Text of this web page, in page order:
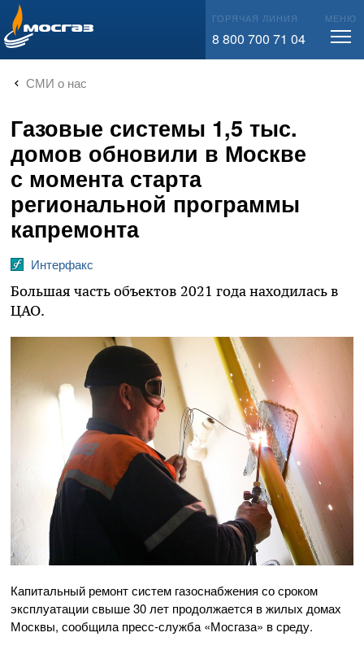
info@mos-gaz.ru ГОРЯЧАЯ ЛИНИЯ
8 800 700 71 04
МЕНЮ
СМИ о нас
Газовые системы 1,5 тыс.
домов обновили в Москве
с момента старта
региональной программы
капремонта
Интерфакс
Большая часть объектов 2021 года находилась в
ЦАО.
Капитальный ремонт систем газоснабжения со сроком
эксплуатации свыше 30 лет продолжается в жилых домах
Москвы, сообщила пресс-служба «Мосгаза» в среду.